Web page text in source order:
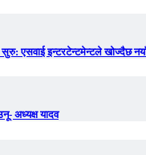
एसवाई इन्टरटेन्टमेन्टले खोज्दैछ
अध्यक्ष यादव